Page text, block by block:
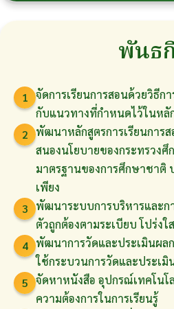
พันธ
1 จัดการเรียนการสอนด้วยวิธีก
กับแนวทางที่กำหนดไว้ในหลั
2
พัฒนาหลักสูตรการเรียนการ
สนองนโยบายของกระทรวง
มาตรฐานของการศึกษาชา
เพียง
3
พัฒนาระบบการบริหารและก
ตัวถูกต้องตามระเบียบ โปร่งใ
4 พัฒนาการวัดและประเมินผล
ใช้กระบวนการวัดและประเ
5 จัดหาหนังสือ อุปกรณ์เทคโน
ความต้องการในการเรียนรู้